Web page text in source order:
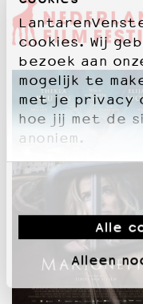
cookies. Wij
bezoek aan
mogelijk te
met je privacy
hoe jij met de
anoniem.
Alle
Alleen